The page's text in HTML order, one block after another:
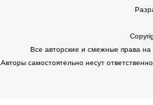
Все авторские и смежные права
Авторы самостоятельно несут